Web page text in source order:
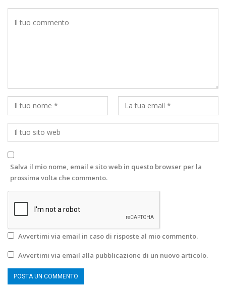
Salva il mio nome, email e sito web in questo browser per la
prossima volta che commento.
Avvertimi via email in caso di risposte al mio commento.
Avvertimi via email alla pubblicazione di un nuovo articolo.